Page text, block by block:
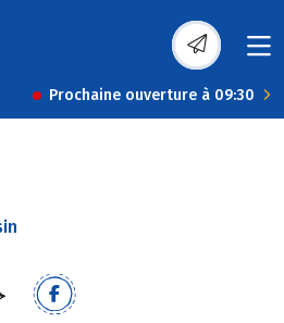
Prochaine ouverture à 09:30